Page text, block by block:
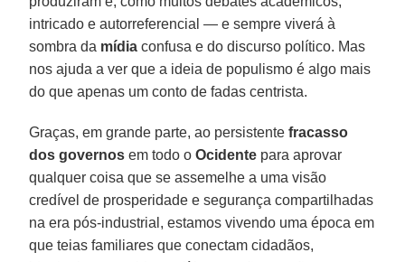
intricado e autorreferencial — e sempre viverá à
sombra da mídia confusa e do discurso político. Mas
nos ajuda a ver que a ideia de populismo é algo mais
do que apenas um conto de fadas centrista.
Graças, em grande parte, ao persistentefracasso
dos governos em todo oOcidente para aprovar
qualquer coisa que se assemelhe a uma visão
credível de prosperidade e segurança compartilhadas
na era pós-industrial, estamos vivendo uma época em
que teias familiares que conectam cidadãos,